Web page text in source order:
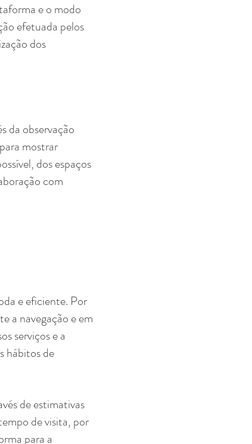
e o modo
efetuada pelos
dos
da observação
mostrar
dos espaços
com
e eficiente. Por
a navegação e em
serviços e a
hábitos de
de estimativas
de visita, por
para a